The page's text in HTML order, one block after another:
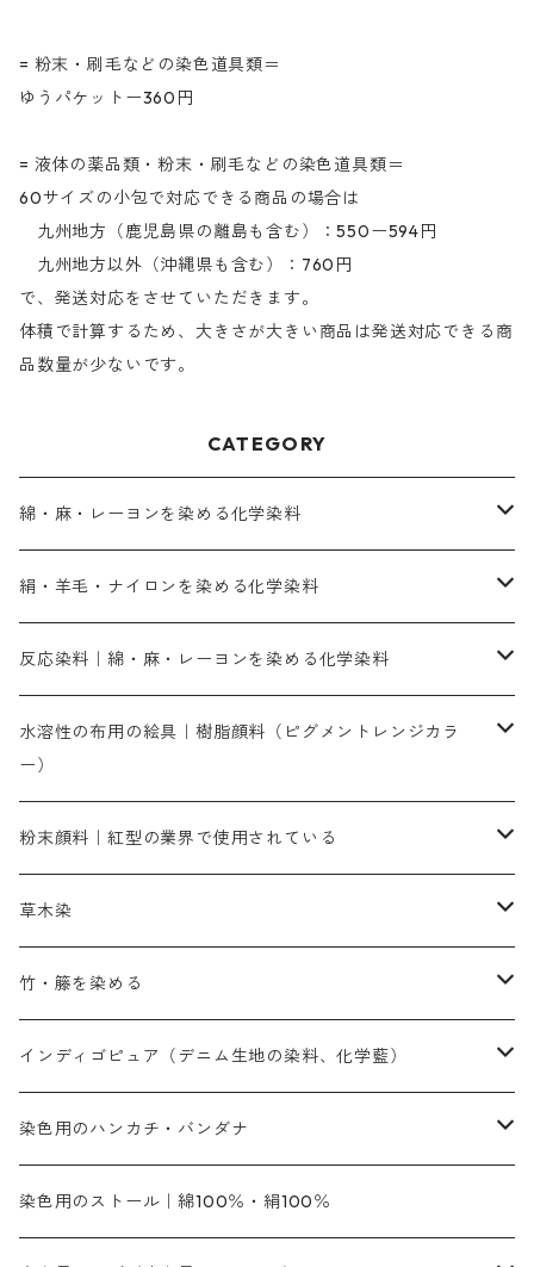
= 粉末・刷毛などの染色道具類＝
ゆうパケットー360円
= 液体の薬品類・粉末・刷毛などの染色道具類＝
60サイズの小包で対応できる商品の場合は
九州地方（鹿児島県の離島も含む）：550ー594円
九州地方以外（沖縄県も含む）：760円
で、発送対応をさせていただきます。
体積で計算するため、大きさが大きい商品は発送対応できる商
品数量が少ないです。
CATEGORY
綿・麻・レーヨンを染める化学染料
直接染料－染色手順が簡単
人気のおすすめ直接染料
染色に必要な薬品類
橙色系
青色系
紫色系
緑色系
絹・羊毛・ナイロンを染める化学染料
お買い得品
染料一覧
人気のおすすめ染料
橙色系
緑色系
染色に必要な薬品類
補助薬品
反応染料｜綿・麻・レーヨンを染める化学染料
お勧めの3原色（赤・青・黄色）
お勧め｜スミフィックス～
3原色以外の色目
赤色
茶色｜20g入りのみ公開
染色に必要な薬品
アルカリ剤
補助薬品
捺染に必要な材料
捺染糊
水溶性の布用の絵具｜樹脂顔料（ピグメントレンジカラ
ー）
ネオカラー（色）
内容量：100g
内容量：500g
バィンダー（定着剤）
増粘剤
黄色系
エロ―M3G｜定番の色合い
エロー ＭＧＲ｜明るい緑みの黄色
オレンジ系
オレンヂMG｜黄みの橙色
赤色系
粉末顔料｜紅型の業界で使用されている
赤色系
本洋紅
代用朱黄色口
黄色系
ファストエロ―10GN（鮮やかな黄色）
ファストエロ―5GN（黄色）
青色系
NSBAブルー
群青
白色｜胡粉
黒色｜在庫処分特価
草木染
植物染料
人気のおすすめ植物染料
インド茜・西洋茜の個別販売
濃染処理剤｜ソルバックスPS－900
媒染剤
アルミ媒染剤
ソーダ灰｜アルカリ性のPH調整剤
竹・籐を染める
人気のおすすめ竹・藤を染める染料
塩基性染料（混色可能）
ビスマークブロンB｜赤茶色
オリジナル染料｜スス竹色｜ミキセットファストブロンGR
インディゴピュア（デニム生地の染料、化学藍）
初心者向けお試しセット販売
インディゴピュア
染色用のハンカチ・バンダナ
45cm×45cm（ハンカチ）｜端の始末も綿糸｜タグなし
染色用のストール｜綿100％・絹100％